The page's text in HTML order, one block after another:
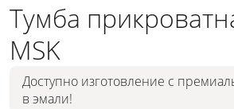
Тумба
MSK
Доступно изготовление с
в эмали!